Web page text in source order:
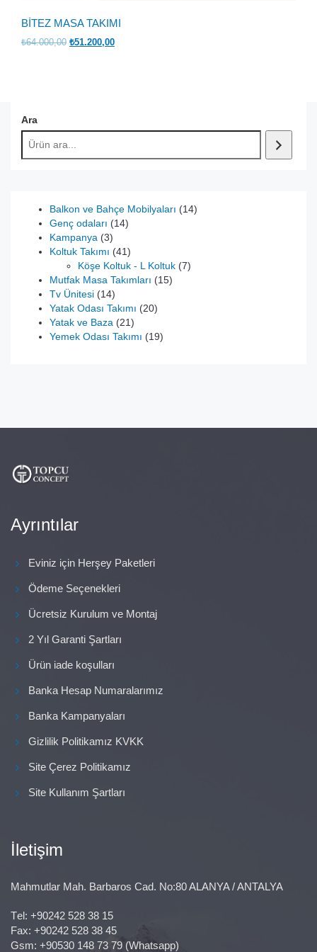
BİTEZ MASA TAKIMI
₺64.000,00 Orijinal
₺51.200,00Şu
Ara
Balkon ve Bahçe Mobilyaları 1414
Genç odaları 1414
Kampanya 33
ürün
Koltuk Takımı 4141
ürün
Köşe Koltuk - L Koltuk 77
Mutfak Masa Takımları 1515
Tv Ünitesi 1414
ürün
Yatak Odası Takımı 2020
Yatak ve Baza 2121
ürün
Yemek Odası Takımı 1919
Ayrıntılar
Eviniz için Herşey Paketleri
Ödeme Seçenekleri
Ücretsiz Kurulum ve Montaj
2 Yıl Garanti Şartları
Ürün iade koşulları
Banka Hesap Numaralarımız
Banka Kampanyaları
Gizlilik Politikamız KVKK
Site Çerez Politikamız
Site Kullanım Şartları
İletişim
Mahmutlar Mah. Barbaros Cad. No:80 ALANYA / ANTALYA
Тel: +90242 528 38 15
Fax: +90242 528 38 45
Gsm: +90530 148 73 79 (Whatsapp)